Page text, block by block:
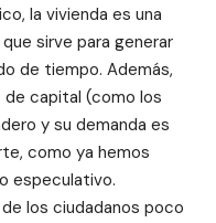
la vivienda es una
sirve para generar
de tiempo. Además,
capital (como los
y su demanda es
como ya hemos
especulativo.
los ciudadanos poco